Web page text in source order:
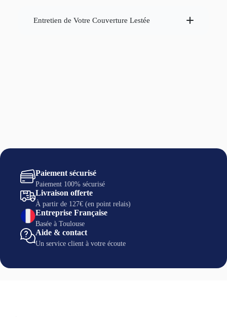
Entretien de Votre Couverture Lestée
ATTENTION
Paiement sécurisé
Paiement 100% sécurisé
Livraison offerte
À partir de 127€ (en point relais)
Entreprise Française
Basée à Toulouse
Aide & contact
Un service client à votre écoute